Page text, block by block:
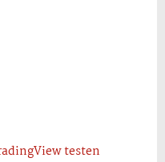
testen